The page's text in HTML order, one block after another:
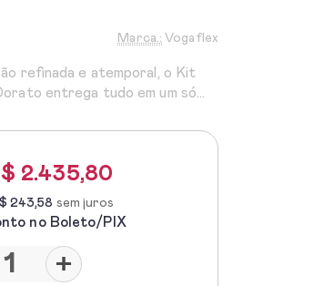
Marca.: Vogaflex
refinada e atemporal, o Kit
entrega tudo em um só...
2.435,80
243,58 sem juros
no Boleto/PIX
+